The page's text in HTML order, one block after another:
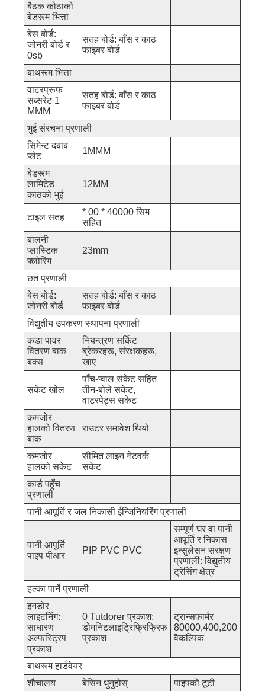
बैठक कोठाको
बेडरूम भित्ता
बेस बोर्ड:
जोनरी बोर्ड र
0sb
सतह बोर्ड: बाँस र काठ
फाइबर बोर्ड
बाथरूम भित्ता
वाटरप्रूफ
सब्सरेट 1
MMM
सतह बोर्ड: बाँस र काठ
फाइबर बोर्ड
भुई संरचना प्रणाली
सिमेन्ट दबाब
प्लेट
1MMM
बेडरूम
लामिटेड
काठको भुई
12MM
टाइल सतह
* 00 * 40000 सिम
सहित
बालनी
प्लास्टिक
फ्लोरिंग
23mm
छत प्रणाली
बेस बोर्ड:
जोनरी बोर्ड
सतह बोर्ड: बाँस र काठ
फाइबर बोर्ड
विद्युतीय उपकरण स्थापना प्रणाली
कडा पावर
वितरण बाक
बक्स
नियन्त्रण सर्किट
ब्रेकरहरू, संरक्षकहरू,
खाए
सकेट खोल
पाँच-प्वाल सकेट सहित
तीन-बोले सकेट,
वाटरपेट्स सकेट
कमजोर
हालको वितरण
बाक
राउटर समावेश थियो
कमजोर
हालको सकेट
सीमित लाइन नेटवर्क
सकेट
कार्ड पहुँच
प्रणाली
पानी आपूर्ति र जल निकासी ईन्जिनियरिंग प्रणाली
पानी आपूर्ति
पाइप पीआर
PIP PVC PVC
सम्पूर्ण घर वा पानी
आपूर्ति र निकास
इन्सुलेसन संरक्षण
प्रणाली: विद्युतीय
ट्रेसिंग क्षेत्र
हल्का पार्ने प्रणाली
इनडोर
लाइटनिंग:
साधारण
अल्फस्ट्रिप
प्रकाश
0 Tutdorer प्रकाश:
डोमनिटलाइट्रिफ्रिफ्रिफ
प्रकाश
ट्रान्सफार्मर
80000,400,200
वैकल्पिक
बाथरूम हार्डवेयर
शौचालय
बेसिन धुनुहोस्
पाइपको टूटी